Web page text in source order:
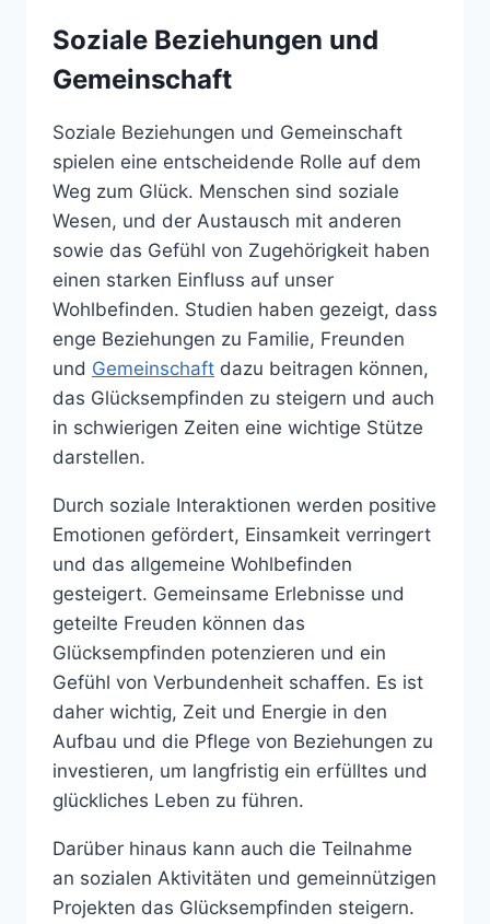
Soziale Beziehungen und
Gemeinschaft
Soziale Beziehungen und Gemeinschaft
spielen eine entscheidende Rolle auf dem
Weg zum Glück. Menschen sind soziale
Wesen, und der Austausch mit anderen
sowie das Gefühl von Zugehörigkeit haben
einen starken Einfluss auf unser
Wohlbefinden. Studien haben gezeigt, dass
enge Beziehungen zu Familie, Freunden
und Gemeinschaft dazu beitragen können,
das Glücksempfinden zu steigern und auch
in schwierigen Zeiten eine wichtige Stütze
darstellen.
Durch soziale Interaktionen werden positive
Emotionen gefördert, Einsamkeit verringert
und das allgemeine Wohlbefinden
gesteigert. Gemeinsame Erlebnisse und
geteilte Freuden können das
Glücksempfinden potenzieren und ein
Gefühl von Verbundenheit schaffen. Es ist
daher wichtig, Zeit und Energie in den
Aufbau und die Pflege von Beziehungen zu
investieren, um langfristig ein erfülltes und
glückliches Leben zu führen.
Darüber hinaus kann auch die Teilnahme
an sozialen Aktivitäten und gemeinnützigen
Projekten das Glücksempfinden steigern.